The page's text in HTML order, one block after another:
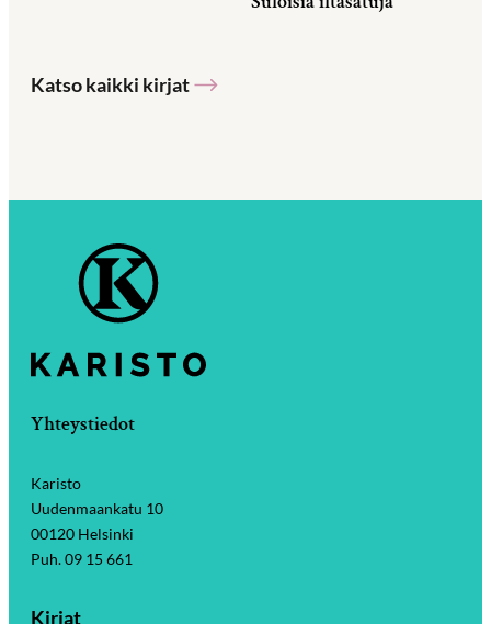
Katso kaikki kirjat
Yhteystiedot
Karisto
Uudenmaankatu 10
00120 Helsinki
Puh. 09 15 661
Kirjat